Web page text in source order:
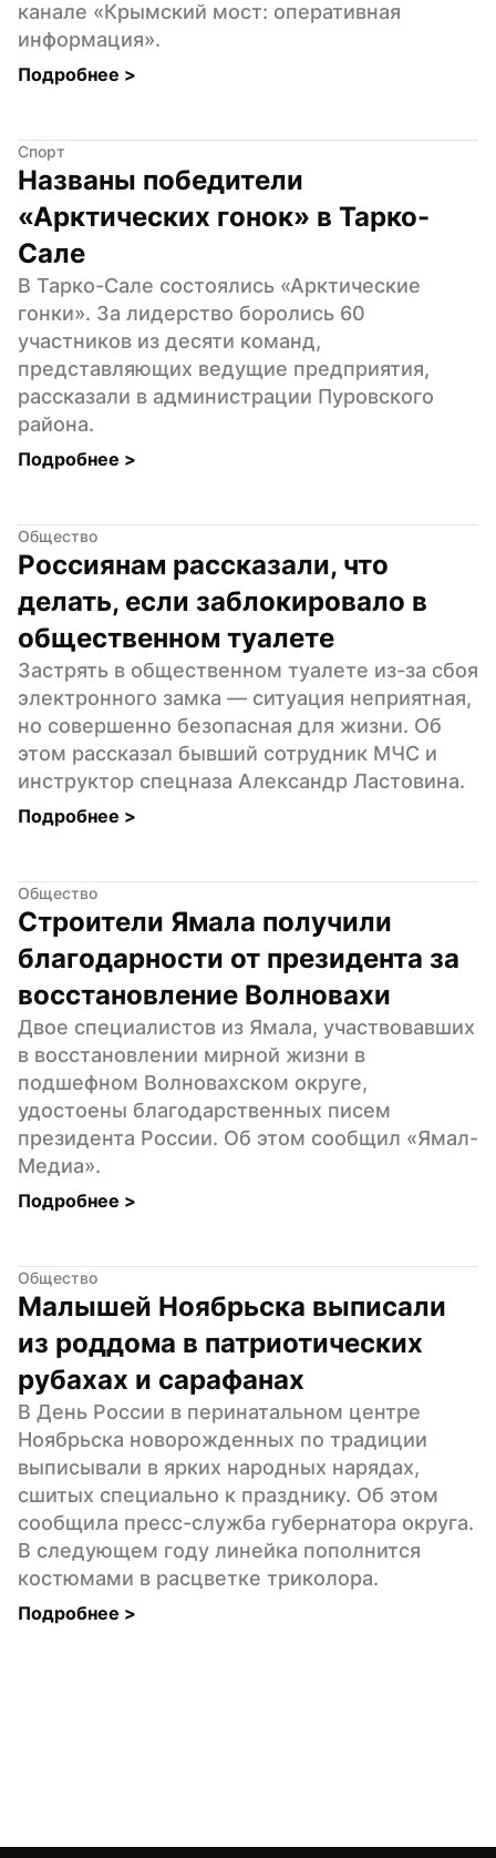
канале «Крымский мост: оперативная
информация».
Подробнее >
Спорт
Названы победители
«Арктических гонок» в Тарко-
Сале
В Тарко-Сале состоялись «Арктические
гонки». За лидерство боролись 60
участников из десяти команд,
представляющих ведущие предприятия,
рассказали в администрации Пуровского
района.
Подробнее >
Общество
Россиянам рассказали, что
делать, если заблокировало в
общественном туалете
Застрять в общественном туалете из-за сбоя
электронного замка — ситуация неприятная,
но совершенно безопасная для жизни. Об
этом рассказал бывший сотрудник МЧС и
инструктор спецназа Александр Ластовина.
Подробнее >
Общество
Строители Ямала получили
благодарности от президента за
восстановление Волновахи
Двое специалистов из Ямала, участвовавших
в восстановлении мирной жизни в
подшефном Волновахском округе,
удостоены благодарственных писем
президента России. Об этом сообщил «Ямал-
Медиа».
Подробнее >
Общество
Малышей Ноябрьска выписали
из роддома в патриотических
рубахах и сарафанах
В День России в перинатальном центре
Ноябрьска новорожденных по традиции
выписывали в ярких народных нарядах,
сшитых специально к празднику. Об этом
сообщила пресс-служба губернатора округа.
В следующем году линейка пополнится
костюмами в расцветке триколора.
Подробнее >